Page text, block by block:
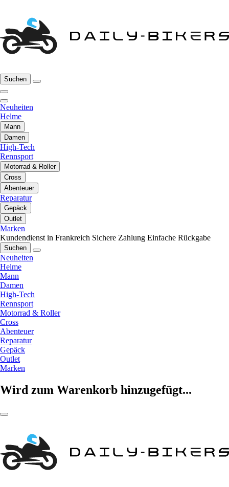
Suchen
Neuheiten
Helme
Mann
Damen
High-Tech
Rennsport
Motorrad & Roller
Cross
Abenteuer
Reparatur
Gepäck
Outlet
Marken
Kundendienst in Frankreich Sichere Zahlung Einfache Rückgabe
Suchen
Neuheiten
Helme
Mann
Damen
High-Tech
Rennsport
Motorrad & Roller
Cross
Abenteuer
Reparatur
Gepäck
Outlet
Marken
Wird zum Warenkorb hinzugefügt...